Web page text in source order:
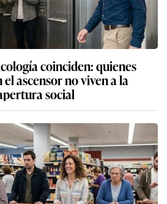
coinciden: quienes
ascensor no viven a la
social